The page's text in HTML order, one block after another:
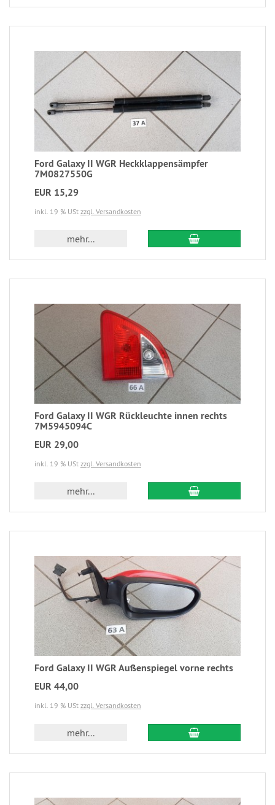
Ford Galaxy II WGR Heckklappensämpfer
7M0827550G
EUR 15,29
inkl. 19 % USt zzgl. Versandkosten
mehr...
Ford Galaxy II WGR Rückleuchte innen rechts
7M5945094C
EUR 29,00
inkl. 19 % USt zzgl. Versandkosten
mehr...
Ford Galaxy II WGR Außenspiegel vorne rechts
EUR 44,00
inkl. 19 % USt zzgl. Versandkosten
mehr...